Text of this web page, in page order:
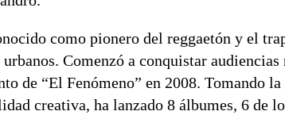
como pionero del reggaetón y el
Comenzó a conquistar
de “El Fenómeno” en 2008. Tomando
creativa, ha lanzado 8 álbumes, 6 de